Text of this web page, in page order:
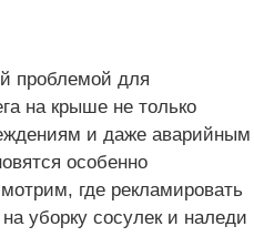
проблемой для
на крыше не только
и даже аварийным
особенно
где рекламировать
уборку сосулек и наледи